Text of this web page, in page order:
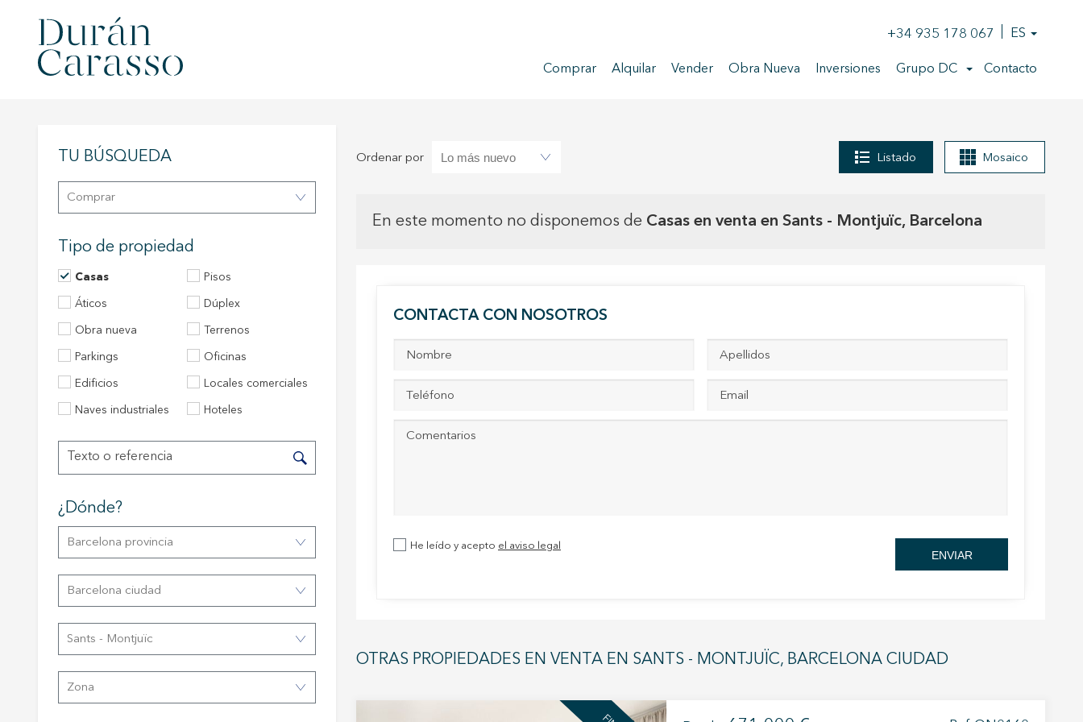
+34 935 178 067 ES
Comprar Alquilar Vender Obra Nueva Inversiones Grupo DC Contacto
TU BÚSQUEDA
Comprar
Tipo de propiedad
Casas Pisos
áticos Dúplex
Obra nueva Terrenos
Parkings Oficinas
Edificios Locales comerciales
Naves industriales Hoteles
¿dónde?
Barcelona provincia
Barcelona ciudad
Sants - Montjuïc
Zona
Ordenar por Listado Mosaico
En este momento no disponemos de Casas en venta en Sants - Montjuïc, Barcelona
CONTACTA CON NOSOTROS
He leído y acepto el aviso legal
ENVIAR
OTRAS PROPIEDADES EN VENTA EN SANTS - MONTJUÏC, BARCELONA CIUDAD
Modificar cookies
Este sitio web utiliza Cookies propias para recopilar información con la finalidad de
Analíticas y personalización
Estas cookies son utilizadas para almacenar información sobre las preferencias y